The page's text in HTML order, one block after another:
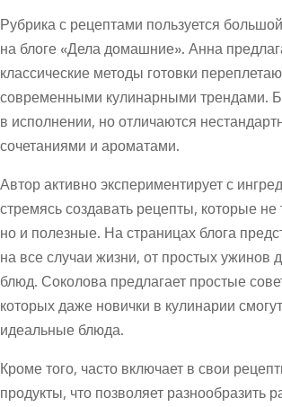
Рубрика с рецептами пользуется
на блоге «Дела домашние». Анна
классические методы готовки
современными кулинарными трендами.
в исполнении, но отличаются
сочетаниями и ароматами.
Автор активно экспериментирует с
стремясь создавать рецепты, которые не
но и полезные. На страницах блога
на все случаи жизни, от простых ужинов
блюд. Соколова предлагает простые
которых даже новички в кулинарии
идеальные блюда.
Кроме того, часто включает в свои
продукты, что позволяет разнообразить